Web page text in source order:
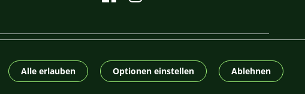
CS EN PL DE © 2026 For Aquarist
Alle erlauben Optionen einstellen Ablehnen